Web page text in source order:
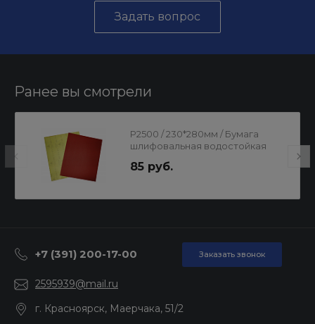
Задать вопрос
Ранее вы смотрели
Р2500 / 230*280мм / Бумага
шлифовальная водостойкая
85 руб.
+7 (391) 200-17-00 Заказать звонок
2595939@mail.ru
г. Красноярск, Маерчака, 51/2